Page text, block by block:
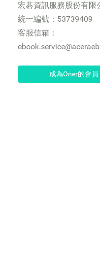
宏碁資訊服務股份有限
統一編號：53739409
客服信箱：
成為Oner的會員